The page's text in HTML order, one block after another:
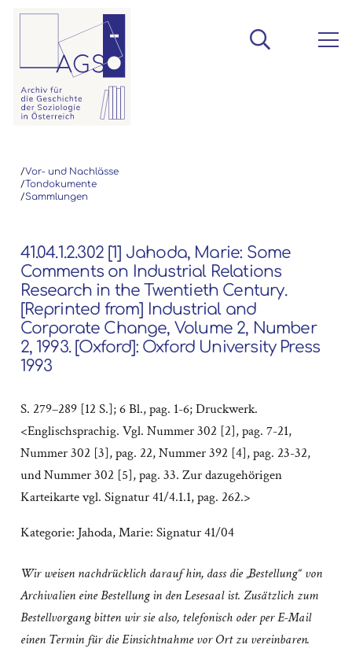
/Vor- und Nachlässe
/Tondokumente
/Sammlungen
41.04.1.2.302 [1] Jahoda, Marie: Some
Comments on Industrial Relations
Research in the Twentieth Century.
[Reprinted from] Industrial and
Corporate Change, Volume 2, Number
2, 1993. [Oxford]: Oxford University Press
1993
S. 279–289 [12 S.]; 6 Bl., pag. 1-6; Druckwerk.
<Englischsprachig. Vgl. Nummer 302 [2], pag. 7-21,
Nummer 302 [3], pag. 22, Nummer 392 [4], pag. 23-32,
und Nummer 302 [5], pag. 33. Zur dazugehörigen
Karteikarte vgl. Signatur 41/4.1.1, pag. 262.>
Kategorie: Jahoda, Marie: Signatur 41/04
Wir weisen nachdrücklich darauf hin, dass die „Bestellung“ von
Archivalien eine Bestellung in den Lesesaal ist. Zusätzlich zum
Bestellvorgang bitten wir sie also, telefonisch oder per E-Mail
einen Termin für die Einsichtnahme vor Ort zu vereinbaren.